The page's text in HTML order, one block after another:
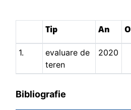
Tip An
1.
evaluare de
teren
2020
Bibliografie